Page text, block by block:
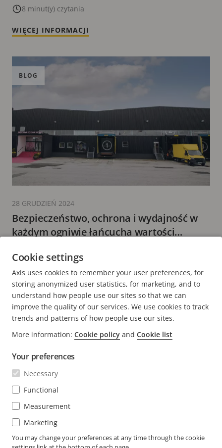
8 minut(y) czytania
WIĘCEJ INFORMACJI
Bezpieczeństwo, ochrona i wydajność w
każdym ogniwie łańcucha wartości
BLOG
28 GRUDZIEŃ 2024
WIĘCEJ INFORMACJI
FOOTER
KONTAKT
Kontakt z nami
Experience Center
WIADOMOŚCI I HISTORIE
Opinie użytkowników
Life at Axis
Engineering at Axis
SUBSKRYBUJ
Subskrybuj biuletyn
Subskrybuj wiadomości e-mail z powiadomieniami
dotyczącymi bezpieczeństwa firmy Axis
POLAND / POLSKI MATERIAŁY PRASOWE
Cookie settings
Axis uses cookies to remember your user preferences, for
storing anonymized user statistics, for marketing, and to
understand how people use our sites so that we can
improve the quality of our services. We use cookies to track
trends and patterns of how people use our sites.
More information: Cookie policy and Cookie list
Your preferences
Necessary
Functional
Measurement
Marketing
You may change your preferences at any time through the cookie